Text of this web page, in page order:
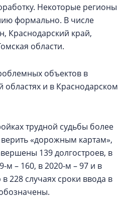
Некоторые регионы
формально. В числе
Краснодарский край,
области.
объектов в
областях и в Краснодарском
трудной судьбы более
«дорожным картам»,
139 долгостроев, в
м – 160, в 2020-м – 97 и в
228 случаях сроки ввода в